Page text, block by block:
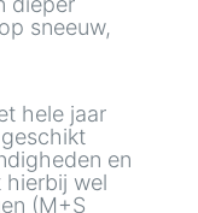
sneeuw,
hele jaar
en
hierbij wel
(M+S